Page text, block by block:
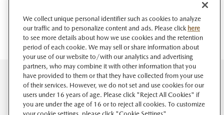
We collect unique personal identifier such as cookies to analyze
our traffic and to personalize content and ads. Please click here
to see more details about how we use cookies and the retention
period of each cookie. We may sell or share information about
your use of our website to/with our analytics and advertising
partners, who may combine it with other information that you
have provided to them or that they have collected from your use
of their services. However, we do not set and use cookies for our
users under 16 years of age. Please click "Reject All Cookies" if
you are under the age of 16 or to reject all cookies. To customize